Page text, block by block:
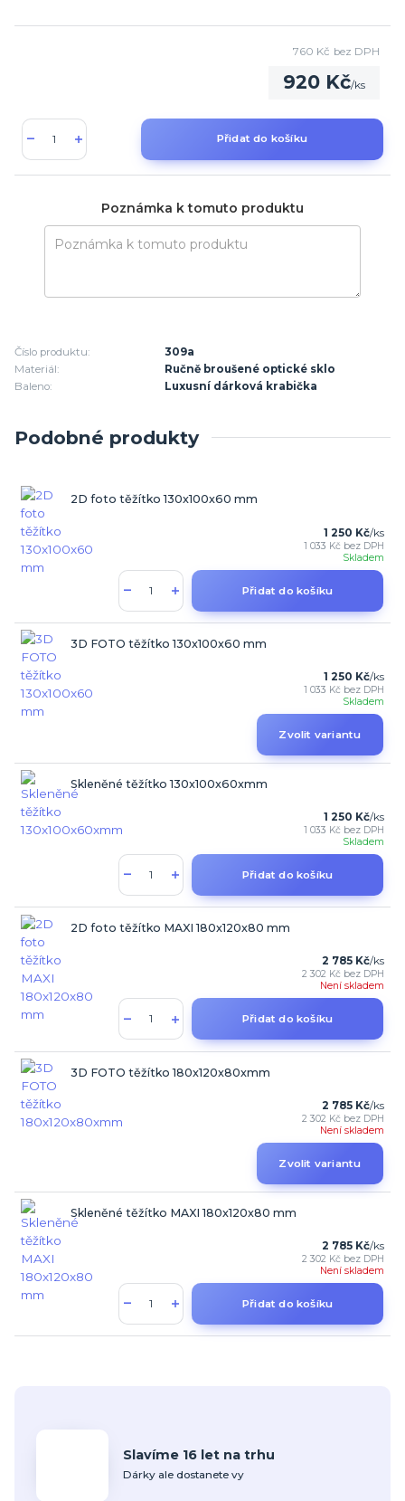
920 Kč/ks
760 Kč bez DPH
Přidat do košíku
Poznámka k tomuto produktu
Číslo produktu:
309a
Materiál:
Ručně broušené optické sklo
Baleno:
Luxusní dárková krabička
Podobné produkty
2D foto těžítko 130x100x60 mm
1 250 Kč/ks
1 033 Kč bez DPH
Skladem
Přidat do košíku
3D FOTO těžítko 130x100x60 mm
1 250 Kč/ks
1 033 Kč bez DPH
Skladem
Zvolit variantu
Skleněné těžítko 130x100x60xmm
1 250 Kč/ks
1 033 Kč bez DPH
Skladem
Přidat do košíku
2D foto těžítko MAXI 180x120x80 mm
2 785 Kč/ks
2 302 Kč bez DPH
Není skladem
Přidat do košíku
3D FOTO těžítko 180x120x80xmm
2 785 Kč/ks
2 302 Kč bez DPH
Není skladem
Zvolit variantu
Skleněné těžítko MAXI 180x120x80 mm
2 785 Kč/ks
2 302 Kč bez DPH
Není skladem
Přidat do košíku
Slavíme 16 let na trhu
Dárky ale dostanete vy